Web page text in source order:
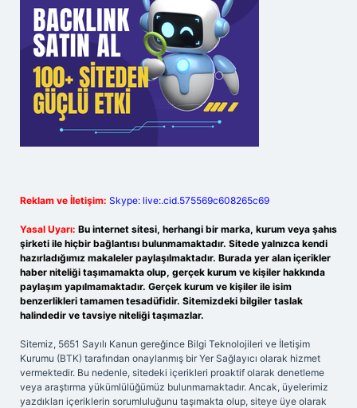
Reklam ve İletişim: Skype: live:.cid.575569c608265c69
Yasal Uyarı: Bu internet sitesi, herhangi bir marka, kurum veya şahıs
şirketi ile hiçbir bağlantısı bulunmamaktadır. Sitede yalnızca kendi
hazırladığımız makaleler paylaşılmaktadır. Burada yer alan içerikler
haber niteliği taşımamakta olup, gerçek kurum ve kişiler hakkında
paylaşım yapılmamaktadır. Gerçek kurum ve kişiler ile isim
benzerlikleri tamamen tesadüfidir. Sitemizdeki bilgiler taslak
halindedir ve tavsiye niteliği taşımazlar.
Sitemiz, 5651 Sayılı Kanun gereğince Bilgi Teknolojileri ve İletişim
Kurumu (BTK) tarafından onaylanmış bir Yer Sağlayıcı olarak hizmet
vermektedir. Bu nedenle, sitedeki içerikleri proaktif olarak denetleme
veya araştırma yükümlülüğümüz bulunmamaktadır. Ancak, üyelerimiz
yazdıkları içeriklerin sorumluluğunu taşımakta olup, siteye üye olarak